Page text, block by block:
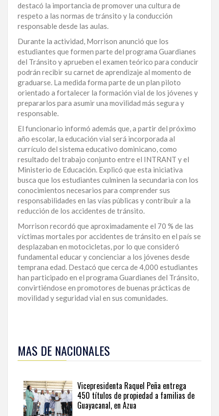
SAN
JUAN
LA
ALTAGRACIA
PUERTO
PLATA
CONTÁCTENOS
destacó la importancia de promover una cultura de
respeto a las normas de tránsito y la conducción
responsable desde las aulas.
Durante la actividad, Morrison anunció que los
estudiantes que formen parte del programa Guardianes
del Tránsito y aprueben el examen teórico para conducir
podrán recibir su carnet de aprendizaje al momento de
graduarse. La medida forma parte de un plan piloto
orientado a fortalecer la formación vial de los jóvenes y
prepararlos para asumir una movilidad más segura y
responsable.
El funcionario informó además que, a partir del próximo
año escolar, la educación vial será incorporada al
currículo del sistema educativo dominicano, como
resultado del trabajo conjunto entre el INTRANT y el
Ministerio de Educación. Explicó que esta iniciativa
busca que los estudiantes culminen la secundaria con los
conocimientos necesarios para comprender sus
responsabilidades en las vías públicas y contribuir a la
reducción de los accidentes de tránsito.
Morrison recordó que aproximadamente el 70 % de las
víctimas mortales por accidentes de tránsito en el país se
desplazaban en motocicletas, por lo que consideró
fundamental educar y concienciar a los jóvenes desde
temprana edad. Destacó que cerca de 4,000 estudiantes
han participado en el programa Guardianes del Tránsito,
convirtiéndose en promotores de buenas prácticas de
movilidad y seguridad vial en sus comunidades.
esta
información
seguir
actualidad
del
MAS DE NACIONALES
Vicepresidenta Raquel Peña entrega
450 títulos de propiedad a familias de
Guayacanal, en Azua